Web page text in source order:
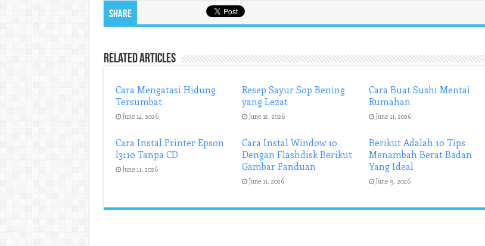
Share
Related Articles
Cara Mengatasi Hidung
Tersumbat
June 14, 2026
Resep Sayur Sop Bening
yang Lezat
June 12, 2026
Cara Buat Sushi Mentai
Rumahan
June 11, 2026
Cara Instal Printer Epson
l3110 Tanpa CD
June 11, 2026
Cara Instal Window 10
Dengan Flashdisk Berikut
Gambar Panduan
June 11, 2026
Berikut Adalah 10 Tips
Menambah Berat Badan
Yang Ideal
June 9, 2026